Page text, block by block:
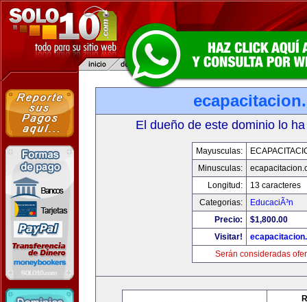
El dueño de este dominio lo
Mayusculas:
Minusculas:
Longitud:
13 caracteres
Categorias:
EducaciÃ³n
Precio:
$1,800.00
Visitar!
Serán consideradas